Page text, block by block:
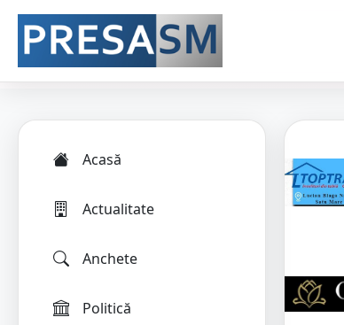
Acasă
Actualitate
Anchete
Politică